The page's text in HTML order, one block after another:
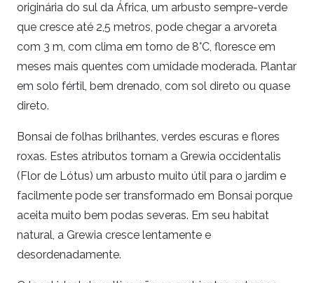
originária do sul da África, um arbusto sempre-verde
que cresce até 2,5 metros, pode chegar a arvoreta
com 3 m, com clima em torno de 8°C, floresce em
meses mais quentes com umidade moderada. Plantar
em solo fértil, bem drenado, com sol direto ou quase
direto.
Bonsai de folhas brilhantes, verdes escuras e flores
roxas. Estes atributos tornam a Grewia occidentalis
(Flor de Lótus) um arbusto muito útil para o jardim e
facilmente pode ser transformado em Bonsai porque
aceita muito bem podas severas. Em seu habitat
natural, a Grewia cresce lentamente e
desordenadamente.